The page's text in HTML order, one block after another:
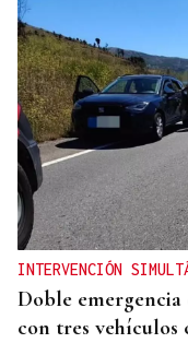
CRISIS HUMANITARIA
El Instituto de
cuerpos de los 80
INTERVENCIÓN
Doble emergencia
con tres